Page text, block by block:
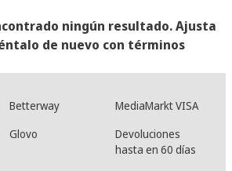
ningún resultado. Ajusta
de nuevo con términos
Betterway
MediaMarkt VISA
Glovo
Devoluciones
hasta en 60 días